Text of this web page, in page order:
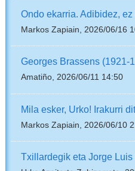
Ondo ekarria. Adibidez,
Markos Zapiain, 2026/06/16
Georges Brassens (1921-
Amatiño, 2026/06/11 14:50
Mila esker, Urko! Irakurri
Markos Zapiain, 2026/06/10
Txillardegik eta Jorge